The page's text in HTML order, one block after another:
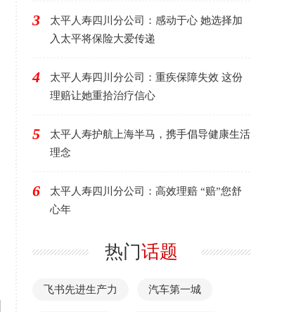
3
太平人寿四川分公司：感动于心 她选择加
入太平将保险大爱传递
4
太平人寿四川分公司：重疾保障失效 这份
理赔让她重拾治疗信心
5
太平人寿护航上海半马，携手倡导健康生活
理念
6
太平人寿四川分公司：高效理赔 “赔”您舒
心年
热门话题
飞书先进生产力 汽车第一城